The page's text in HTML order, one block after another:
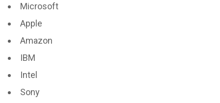
Microsoft
Apple
Amazon
IBM
Intel
Sony